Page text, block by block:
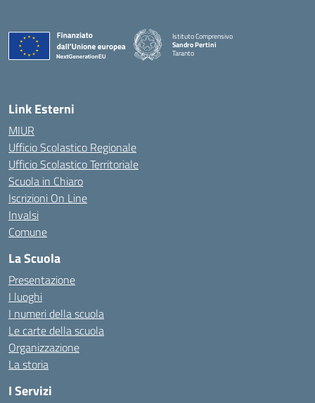
Istituto Comprensivo
Sandro Pertini
Taranto
Link Esterni
MIUR
Ufficio Scolastico Regionale
Ufficio Scolastico Territoriale
Scuola in Chiaro
Iscrizioni On Line
Invalsi
Comune
La Scuola
Presentazione
I luoghi
I numeri della scuola
Le carte della scuola
Organizzazione
La storia
I Servizi